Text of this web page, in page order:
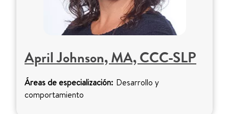
April Johnson, MA, CCC-SLP
Áreas de especialización: Desarrollo y
comportamiento